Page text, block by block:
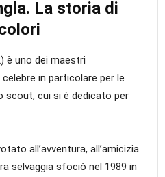
La storia di
è uno dei maestri
in particolare per le
scout, cui si è dedicato per
all’avventura, all’amicizia
selvaggia sfociò nel 1989 in